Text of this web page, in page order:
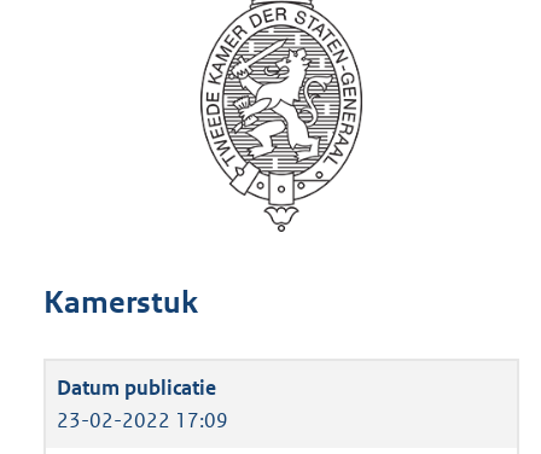
Kamerstuk
23-02-2022 17:09